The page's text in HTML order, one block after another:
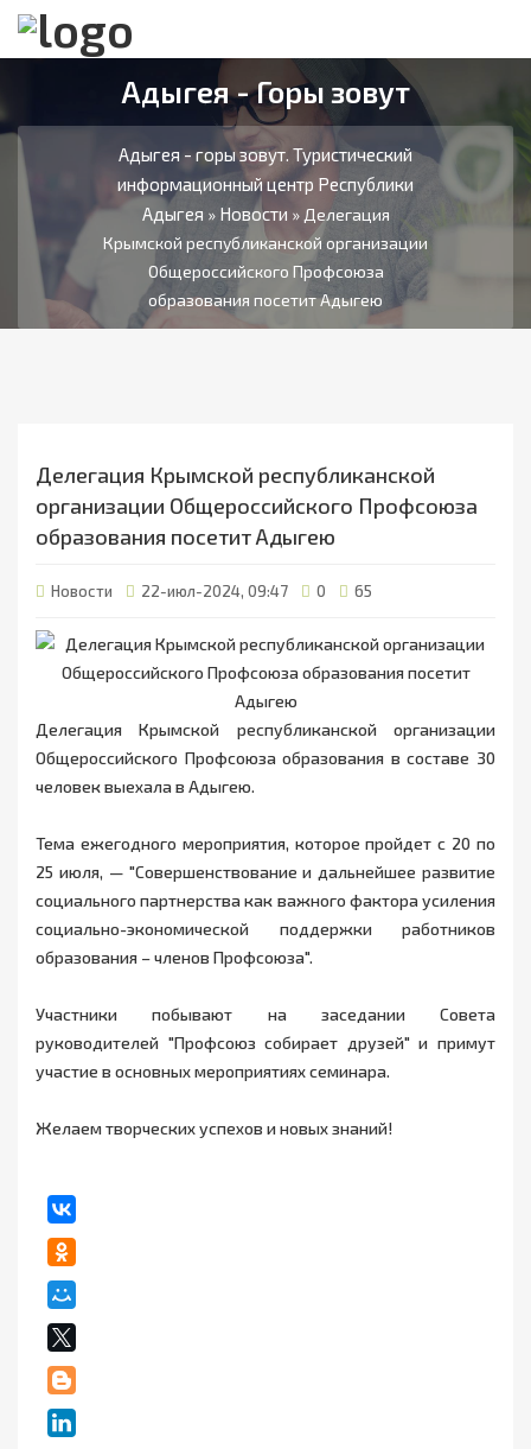
Адыгея - Горы зовут
Адыгея - горы зовут. Туристический
информационный центр Республики
Адыгея » Новости » Делегация
Крымской республиканской организации
Общероссийского Профсоюза
образования посетит Адыгею
Делегация Крымской республиканской
организации Общероссийского Профсоюза
образования посетит Адыгею
Новости 22-июл-2024, 09:47 0 65
Делегация Крымской республиканской организации
Общероссийского Профсоюза образования в составе 30
человек выехала в Адыгею.
Тема ежегодного мероприятия, которое пройдет с 20 по
25 июля, — "Совершенствование и дальнейшее развитие
социального партнерства как важного фактора усиления
социально-экономической поддержки работников
образования – членов Профсоюза".
Участники побывают на заседании Совета
руководителей "Профсоюз собирает друзей" и примут
участие в основных мероприятиях семинара.
Желаем творческих успехов и новых знаний!